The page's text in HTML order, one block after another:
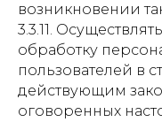
возникновении
3.3.11.
обработку
пользователей в
действующим
оговоренных